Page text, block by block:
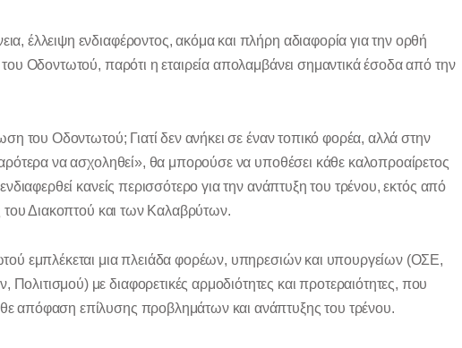
έλλειψη ενδιαφέροντος, ακόμα και πλήρη αδιαφορία για την ορθή
Οδοντωτού, παρότι η εταιρεία απολαμβάνει σημαντικά έσοδα από την
του Οδοντωτού; Γιατί δεν ανήκει σε έναν τοπικό φορέα, αλλά στην
να ασχοληθεί», θα μπορούσε να υποθέσει κάθε καλοπροαίρετος
κανείς περισσότερο για την ανάπτυξη του τρένου, εκτός από
του Διακοπτού και των Καλαβρύτων.
εμπλέκεται μια πλειάδα φορέων, υπηρεσιών και υπουργείων (ΟΣΕ,
με διαφορετικές αρμοδιότητες και προτεραιότητες, που
απόφαση επίλυσης προβλημάτων και ανάπτυξης του τρένου.